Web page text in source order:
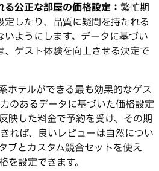
公正な部屋の価格設定： 繁忙期
定したり、品質に疑問を持たれる
いようにします。データに基づい
、ゲスト体験を向上させる決定で
ホテルができる最も効果的なゲス
のあるデータに基づいた価格設定
映した料金で予約を受け、その期
れば、良いレビューは自然につい
ブとカスタム競合セットを使え
を設定できます。